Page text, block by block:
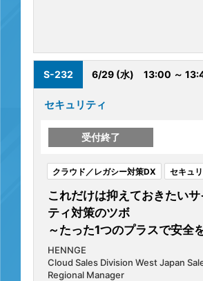
S-232 6/29 (水) 13:00 ～
セキュリティ
受付終了
クラウド／レガシー対策DX セキュ
これだけは抑えておきたい
ティ対策のツボ
～たった1つのプラスで安全
HENNGE
Cloud Sales Division West Japan
Regional Manager